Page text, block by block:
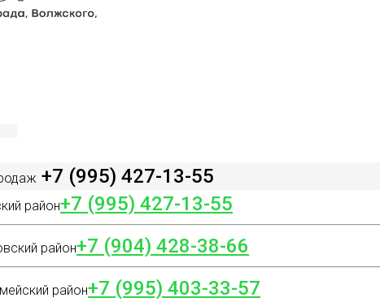
+7 (995) 427-13-55
район+7 (995) 427-13-55
район+7 (904) 428-38-66
район+7 (995) 403-33-57